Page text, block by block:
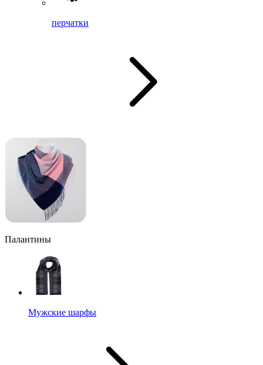
перчатки
Палантины
Мужские шарфы